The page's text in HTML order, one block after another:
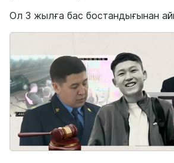
Ол 3 жылға бас бостандығынан